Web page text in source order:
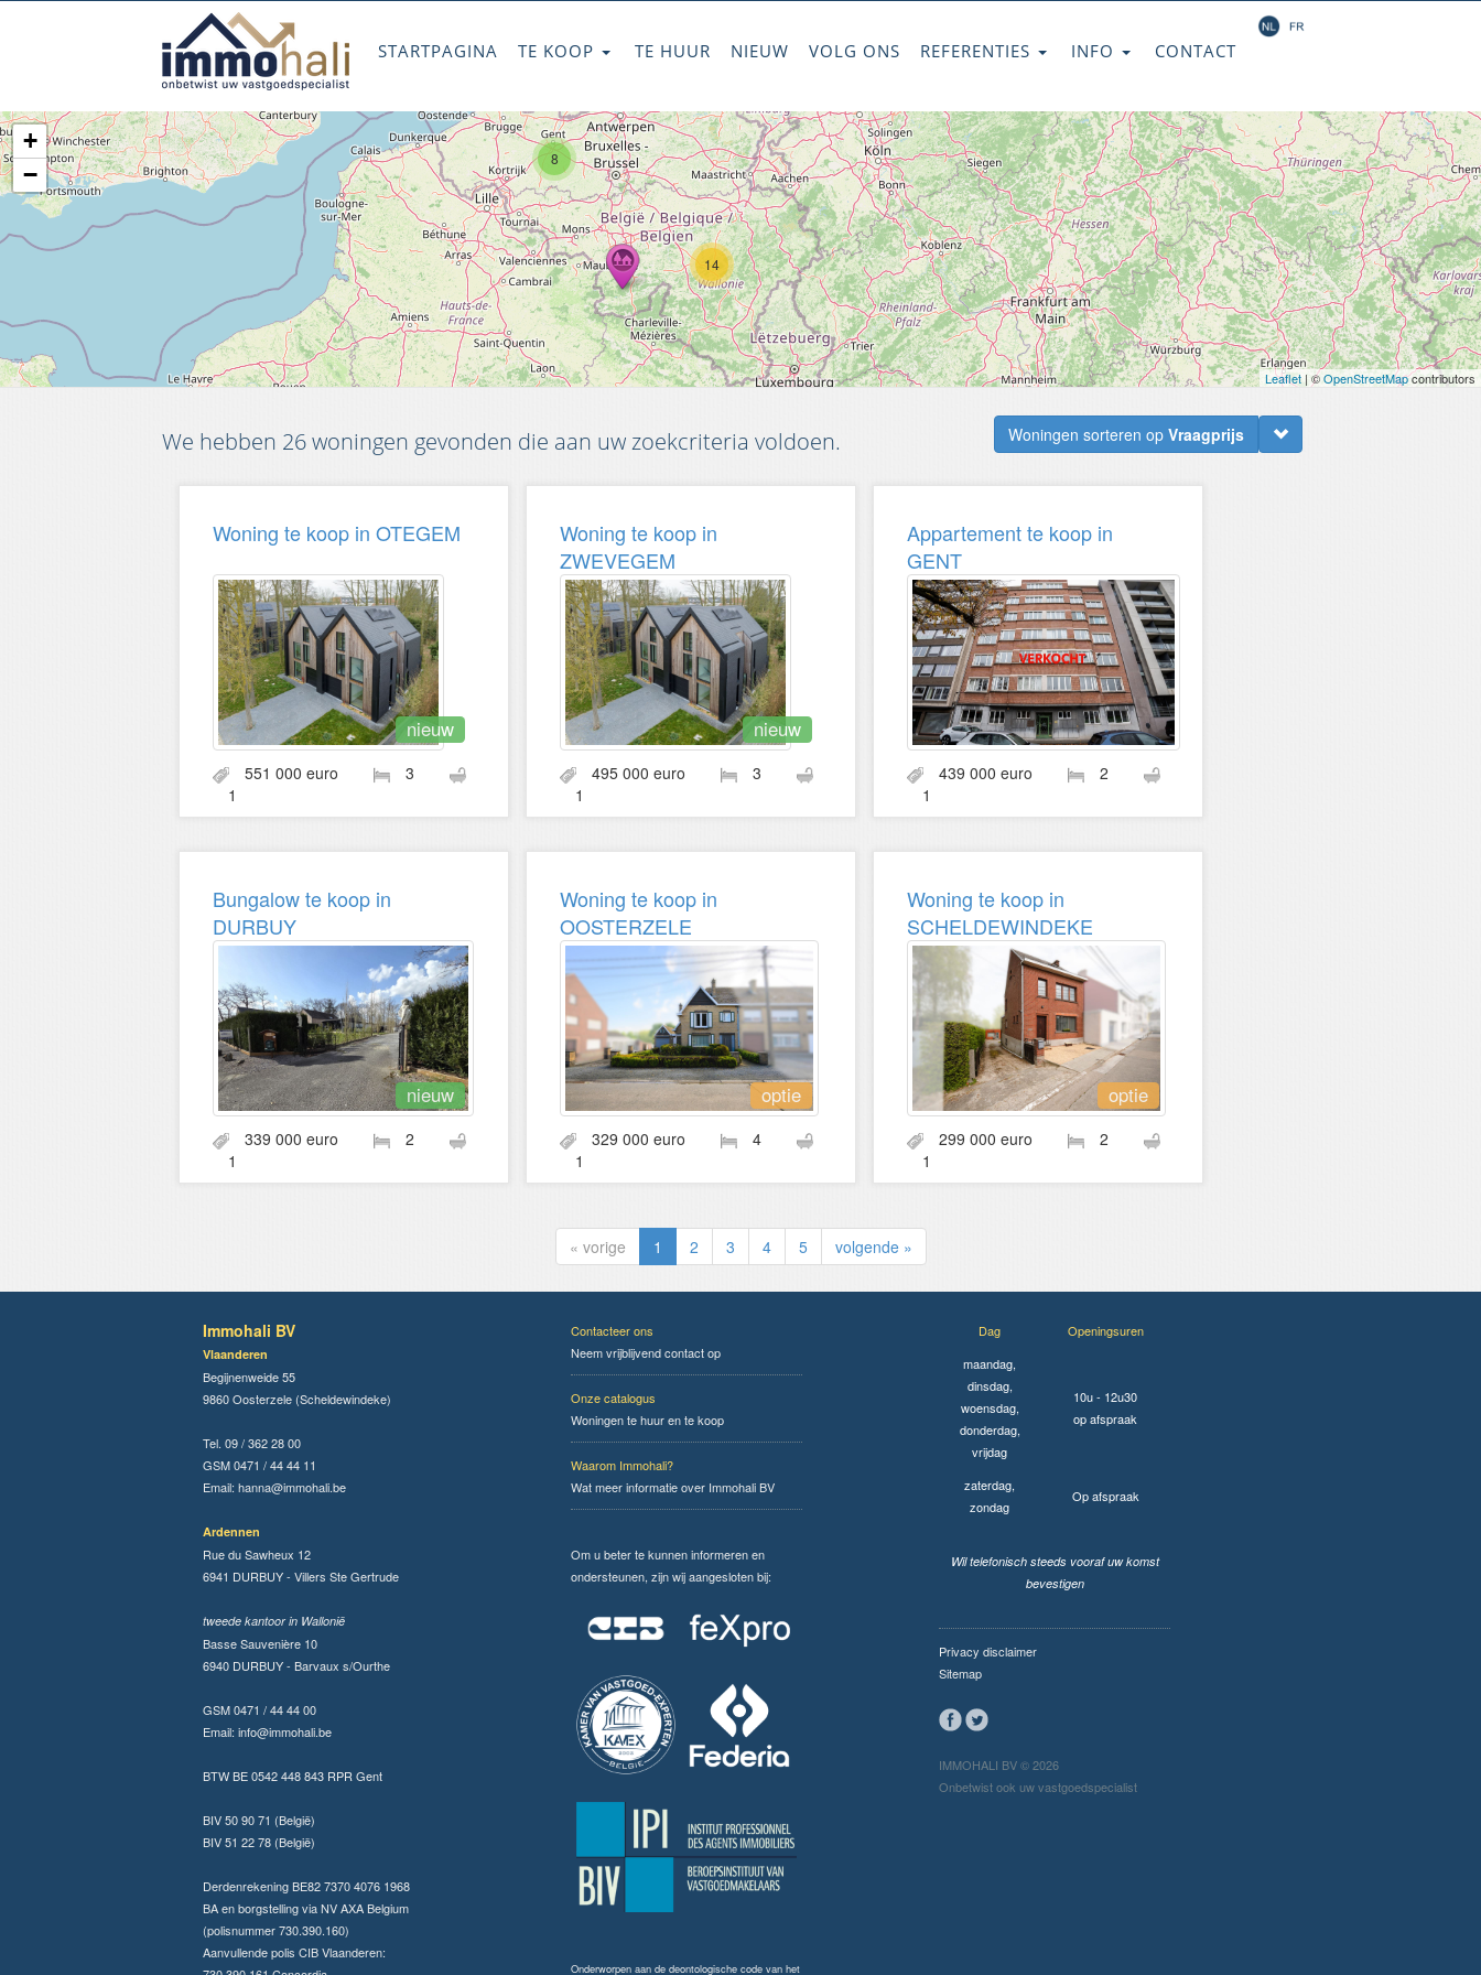
STARTPAGINA TE KOOP TE HUUR NIEUW VOLG ONS REFERENTIES INFO CONTACT
14
8
+
−
Leaflet | ©OpenStreetMapcontributors
We hebben 26 woningen gevonden die aan uw zoekcriteria voldoen. Woningen sorteren op Vraagprijs
Woning te koop in OTEGEM
nieuw
551 000 euro
3
1
Woning te koop in
ZWEVEGEM
nieuw
495 000 euro
3
1
Appartement te koop in
GENT
439 000 euro
2
1
Bungalow te koop in
DURBUY
nieuw
339 000 euro
2
1
Woning te koop in
OOSTERZELE
optie
329 000 euro
4
1
Woning te koop in
SCHELDEWINDEKE
optie
299 000 euro
2
1
« vorige 1 2 3 4 5 volgende »
Immohali BV
Vlaanderen
Begijnenweide 55
9860 Oosterzele (Scheldewindeke)
Tel. 09 / 362 28 00
GSM 0471 / 44 44 11
Email: hanna@immohali.be
Ardennen
Rue du Sawheux 12
6941 DURBUY - Villers Ste Gertrude
tweede kantoor in Wallonië
Basse Sauvenière 10
6940 DURBUY - Barvaux s/Ourthe
GSM 0471 / 44 44 00
Email: info@immohali.be
BTW BE 0542 448 843 RPR Gent
BIV 50 90 71 (België)
BIV 51 22 78 (België)
Derdenrekening BE82 7370 4076 1968
BA en borgstelling via NV AXA Belgium
(polisnummer 730.390.160)
Aanvullende polis CIB Vlaanderen:
Contacteer ons
Neem vrijblijvend contact op
Onze catalogus
Woningen te huur en te koop
Waarom Immohali?
Wat meer informatie over Immohali BV
Om u beter te kunnen informeren en
ondersteunen, zijn wij aangesloten bij:
Onderworpen aan de deontologische code van het
Dag
Openingsuren
maandag,
dinsdag,
woensdag,
donderdag,
vrijdag
10u - 12u30
op afspraak
zaterdag,
zondag
Op afspraak
Wil telefonisch steeds vooraf uw komst
bevestigen
Privacy disclaimer
Sitemap
IMMOHALI BV © 2026
Onbetwist ook uw vastgoedspecialist